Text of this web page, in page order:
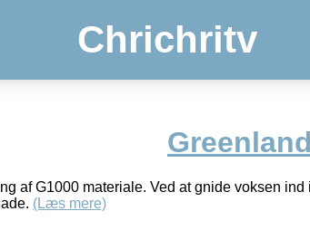
Chrichritv
af G1000 materiale. Ved at gnide voksen ind
(Læs mere)